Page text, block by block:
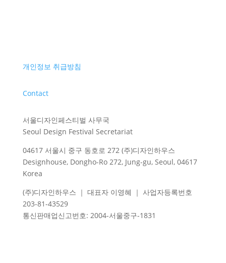
개인정보 취급방침
Contact
서울디자인페스티벌 사무국
Seoul Design Festival Secretariat
04617 서울시 중구 동호로 272 (주)디자인하우스
Designhouse, Dongho-Ro 272, Jung-gu, Seoul, 04617
Korea
(주)디자인하우스 ｜ 대표자 이영혜 ｜ 사업자등록번호
203-81-43529
통신판매업신고번호: 2004-서울중구-1831